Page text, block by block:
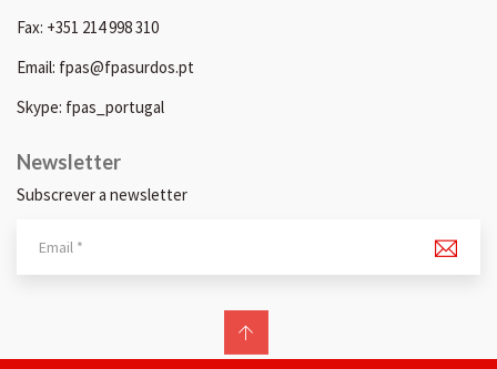
Fax: +351 214 998 310
Email: fpas@fpasurdos.pt
Skype: fpas_portugal
Newsletter
Subscrever a newsletter